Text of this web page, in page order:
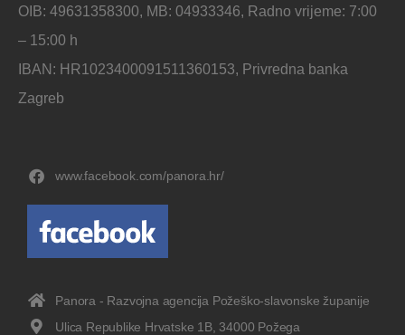
OIB: 49631358300, MB: 04933346, Radno vrijeme: 7:00
– 15:00 h
IBAN: HR1023400091511360153, Privredna banka
Zagreb
www.facebook.com/panora.hr/
Panora - Razvojna agencija Požeško-slavonske županije
Ulica Republike Hrvatske 1B, 34000 Požega